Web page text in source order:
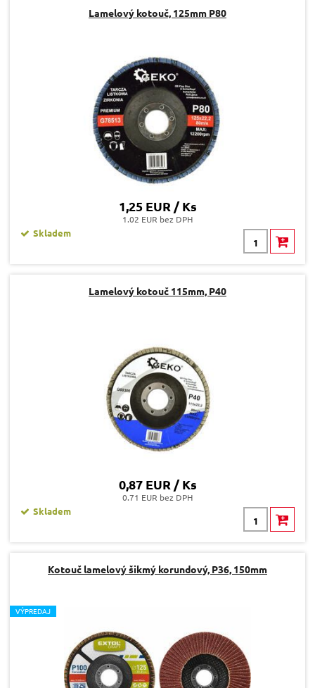
Lamelový kotouč, 125mm P80
1,25 EUR / Ks
1.02 EUR bez DPH
Skladem
Lamelový kotouč 115mm, P40
0,87 EUR / Ks
0.71 EUR bez DPH
Skladem
Kotouč lamelový šikmý korundový, P36, 150mm
VÝPREDAJ